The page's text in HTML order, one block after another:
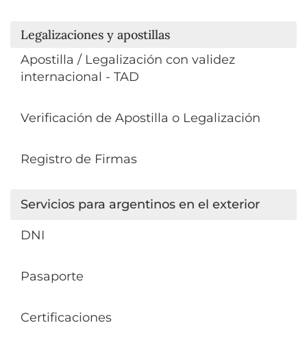
Legalizaciones y apostillas
Apostilla / Legalización con validez
internacional - TAD
Verificación de Apostilla o Legalización
Registro de Firmas
Servicios para argentinos en el exterior
DNI
Pasaporte
Certificaciones